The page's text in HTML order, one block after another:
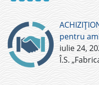
pentru
iulie 24,
Î.S.